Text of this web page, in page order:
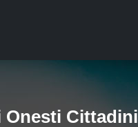
Onesti Cittadini